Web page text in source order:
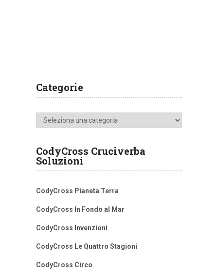
Categorie
Categorie
CodyCross Cruciverba
Soluzioni
CodyCross Pianeta Terra
CodyCross In Fondo al Mar
CodyCross Invenzioni
CodyCross Le Quattro Stagioni
CodyCross Circo